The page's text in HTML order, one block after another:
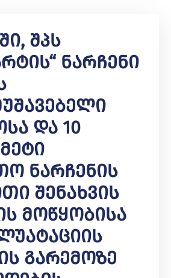
Შპს
Ნარჩენი
Და 10
Ნარჩენის
Შენახვის
Მოწყობისა
Გარემოზე